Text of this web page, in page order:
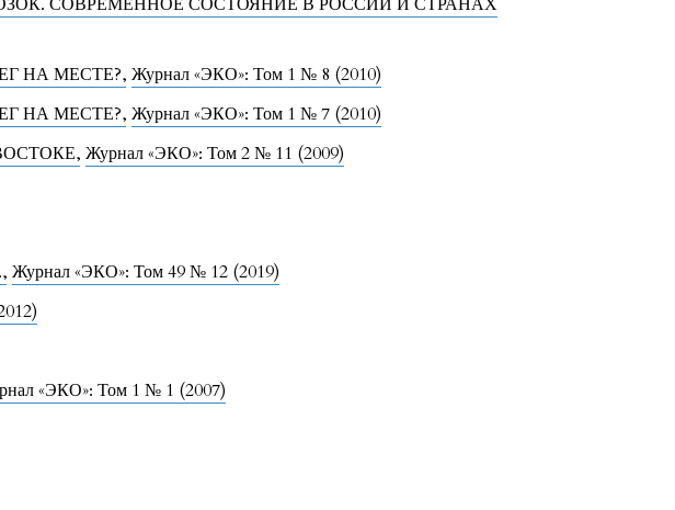
НА МЕСТЕ?,Журнал «ЭКО»: Том 1 № 8 (2010)
НА МЕСТЕ?,Журнал «ЭКО»: Том 1 № 7 (2010)
,Журнал «ЭКО»: Том 2 № 11 (2009)
,Журнал «ЭКО»: Том 49 № 12 (2019)
«ЭКО»: Том 1 № 1 (2007)